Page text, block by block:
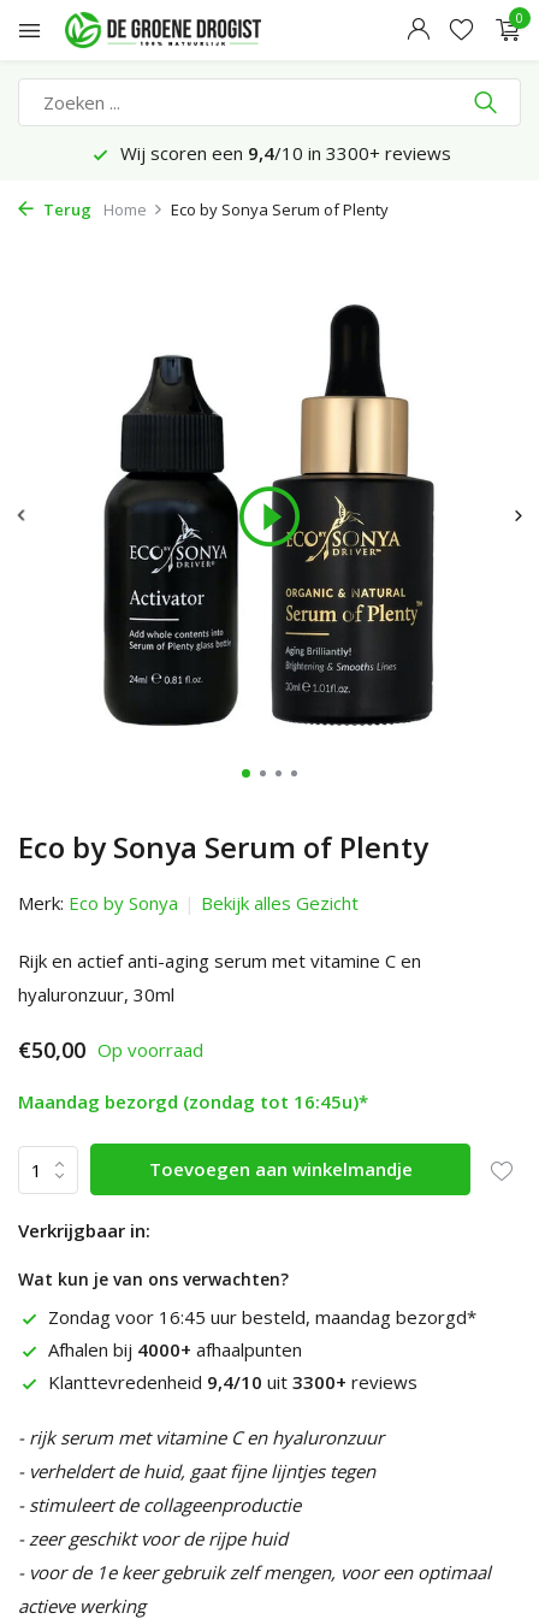
0
Wij scoren een 9,4/10 in 3300+ reviews
Terug Home Eco by Sonya Serum of Plenty
Eco by Sonya Serum of Plenty
Merk: Eco by Sonya Bekijk alles Gezicht
Rijk en actief anti-aging serum met vitamine C en
hyaluronzuur, 30ml
€50,00 Op voorraad
Maandag bezorgd (zondag tot 16:45u)*
Toevoegen aan winkelmandje
Verkrijgbaar in:
Wat kun je van ons verwachten?
Zondag voor 16:45 uur besteld, maandag bezorgd*
Afhalen bij 4000+ afhaalpunten
Klanttevredenheid 9,4/10 uit 3300+ reviews
- rijk serum met vitamine C en hyaluronzuur
- verheldert de huid, gaat fijne lijntjes tegen
- stimuleert de collageenproductie
- zeer geschikt voor de rijpe huid
- voor de 1e keer gebruik zelf mengen, voor een optimaal
actieve werking